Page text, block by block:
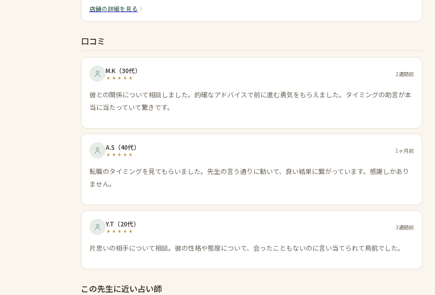
店舗の詳細を見る
口コミ
M.K （30代） 2週間前
彼との関係について相談しました。的確なアドバイスで前に進む勇気をもらえました。タイミングの助言が本
当に当たっていて驚きです。
A.S （40代） 1ヶ月前
転職のタイミングを見てもらいました。先生の言う通りに動いて、良い結果に繋がっています。感謝しかあり
ません。
Y.T （20代） 3週間前
片思いの相手について相談。彼の性格や態度について、会ったこともないのに言い当てられて鳥肌でした。
この先生に近い占い師